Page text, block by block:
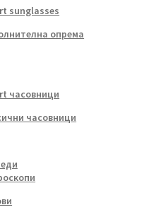
sunglasses
опрема
часовници
часовници